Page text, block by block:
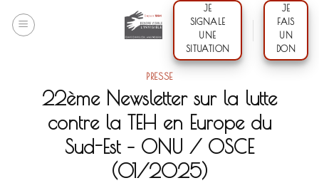
JE
SIGNALE
UNE
SITUATION
JE
FAIS
UN
DON
PRESSE
22ème Newsletter sur la lutte
contre la TEH en Europe du
Sud-Est – ONU / OSCE
(01/2025)